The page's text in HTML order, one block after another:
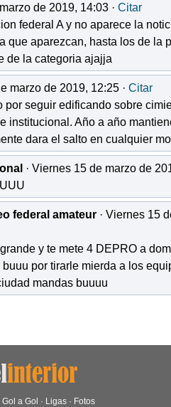
de 2019, 14:03 · Citar
federal A y no aparece la
que aparezcan, hasta los de la
de la categoria ajajja
marzo de 2019, 12:25 · Citar
por seguir edificando sobre
institucional. Año a año
dara el salto en cualquier
· Viernes 15 de marzo de
federal amateur · Viernes 15
y te mete 4 DEPRO a
por tirarle mierda a los
mandas buuuu
Gol a Gol · Ligas · Fotos